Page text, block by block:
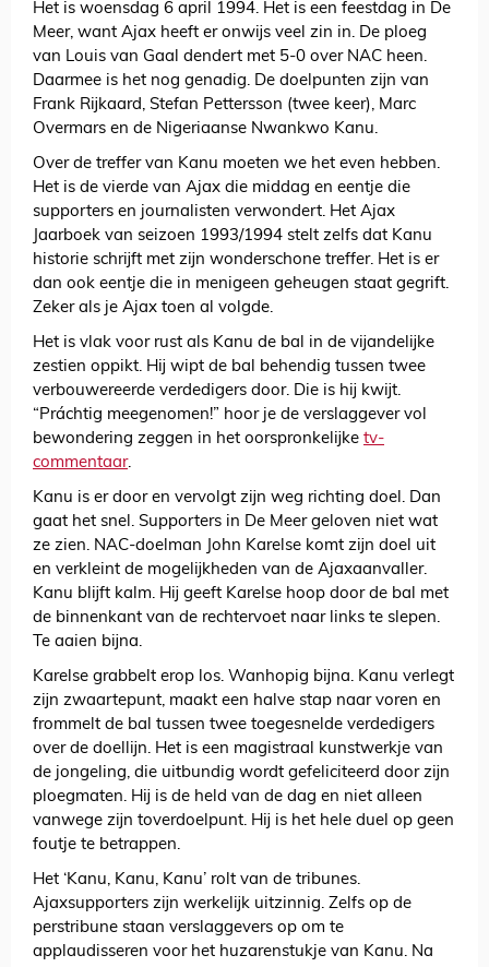
Het is woensdag 6 april 1994. Het is een feestdag in De
Meer, want Ajax heeft er onwijs veel zin in. De ploeg
van Louis van Gaal dendert met 5-0 over NAC heen.
Daarmee is het nog genadig. De doelpunten zijn van
Frank Rijkaard, Stefan Pettersson (twee keer), Marc
Overmars en de Nigeriaanse Nwankwo Kanu.
Over de treffer van Kanu moeten we het even hebben.
Het is de vierde van Ajax die middag en eentje die
supporters en journalisten verwondert. Het Ajax
Jaarboek van seizoen 1993/1994 stelt zelfs dat Kanu
historie schrijft met zijn wonderschone treffer. Het is er
dan ook eentje die in menigeen geheugen staat gegrift.
Zeker als je Ajax toen al volgde.
Het is vlak voor rust als Kanu de bal in de vijandelijke
zestien oppikt. Hij wipt de bal behendig tussen twee
verbouwereerde verdedigers door. Die is hij kwijt.
“Práchtig meegenomen!” hoor je de verslaggever vol
bewondering zeggen in het oorspronkelijke tv-
commentaar.
Kanu is er door en vervolgt zijn weg richting doel. Dan
gaat het snel. Supporters in De Meer geloven niet wat
ze zien. NAC-doelman John Karelse komt zijn doel uit
en verkleint de mogelijkheden van de Ajaxaanvaller.
Kanu blijft kalm. Hij geeft Karelse hoop door de bal met
de binnenkant van de rechtervoet naar links te slepen.
Te aaien bijna.
Karelse grabbelt erop los. Wanhopig bijna. Kanu verlegt
zijn zwaartepunt, maakt een halve stap naar voren en
frommelt de bal tussen twee toegesnelde verdedigers
over de doellijn. Het is een magistraal kunstwerkje van
de jongeling, die uitbundig wordt gefeliciteerd door zijn
ploegmaten. Hij is de held van de dag en niet alleen
vanwege zijn toverdoelpunt. Hij is het hele duel op geen
foutje te betrappen.
Het ‘Kanu, Kanu, Kanu’ rolt van de tribunes.
Ajaxsupporters zijn werkelijk uitzinnig. Zelfs op de
perstribune staan verslaggevers op om te
applaudisseren voor het huzarenstukje van Kanu. Na